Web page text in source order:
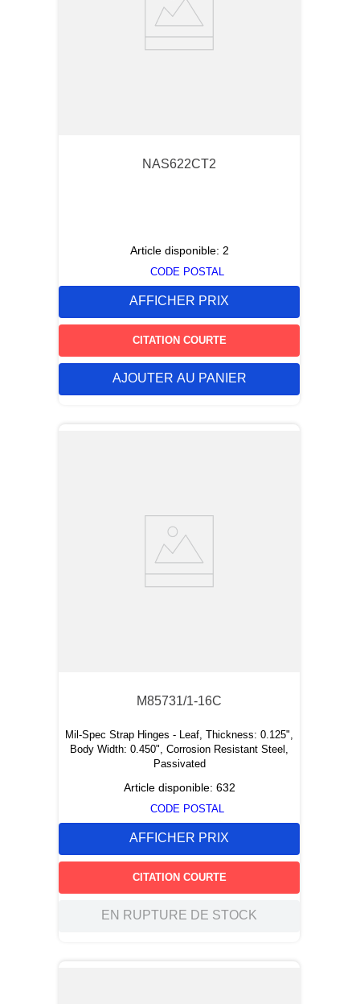
NAS622CT2
Article disponible: 2
CODE POSTAL
AFFICHER PRIX
CITATION COURTE
AJOUTER AU PANIER
M85731/1-16C
Mil-Spec Strap Hinges - Leaf, Thickness: 0.125",
Body Width: 0.450", Corrosion Resistant Steel,
Passivated
Article disponible: 632
CODE POSTAL
AFFICHER PRIX
CITATION COURTE
EN RUPTURE DE STOCK